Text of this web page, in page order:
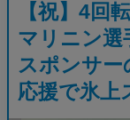
【祝】4回
マリニン選
スポンサ
応援で氷上